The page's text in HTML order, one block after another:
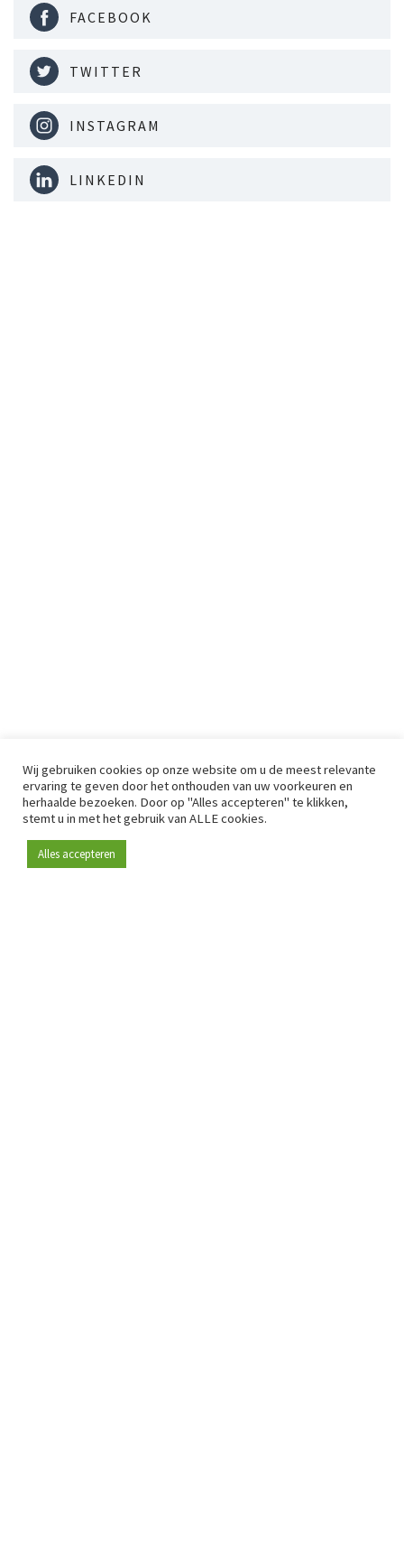
FACEBOOK
TWITTER
INSTAGRAM
LINKEDIN
Wij gebruiken cookies op onze website om u de meest relevante
ervaring te geven door het onthouden van uw voorkeuren en
herhaalde bezoeken. Door op "Alles accepteren" te klikken,
stemt u in met het gebruik van ALLE cookies.
Alles accepteren